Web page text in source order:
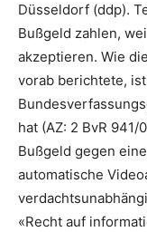
Düsseldorf (ddp).
Bußgeld zahlen,
akzeptieren. Wie
vorab berichtete,
hat (AZ: 2 BvR
Bußgeld gegen
automatische
«Recht auf